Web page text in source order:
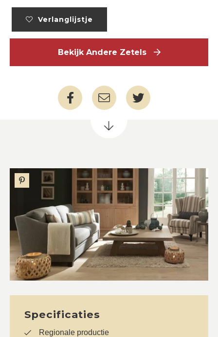
Verlanglijstje
Bekijk Andere Zetels
Specificaties
Regionale productie